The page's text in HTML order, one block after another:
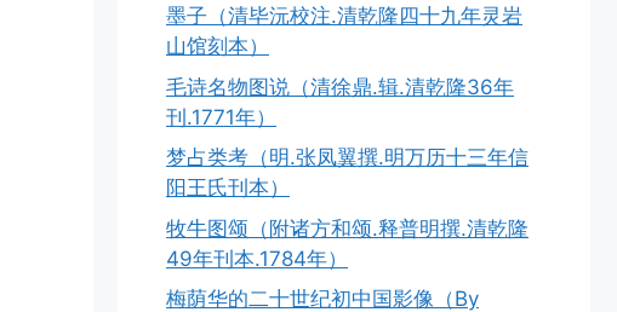
墨子（清毕沅校注.清乾隆四十九年灵岩
山馆刻本）
毛诗名物图说（清徐鼎.辑.清乾隆36年
刊.1771年）
梦占类考（明.张凤翼撰.明万历十三年信
阳王氏刊本）
牧牛图颂（附诸方和颂.释普明撰.清乾隆
49年刊本.1784年）
梅荫华的二十世纪初中国影像（By